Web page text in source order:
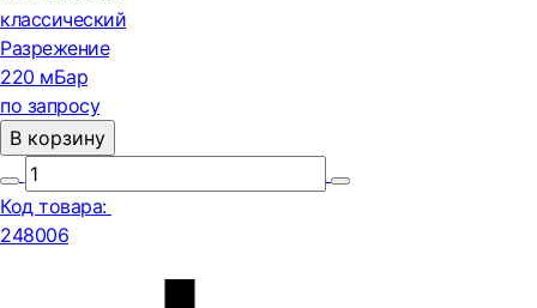
классический
Разрежение
220 мБар
по запросу
В корзину
Код товара:
248006